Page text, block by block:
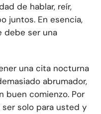
de hablar, reír,
juntos. En esencia,
debe ser una
una cita nocturna
abrumador,
buen comienzo. Por
solo para usted y